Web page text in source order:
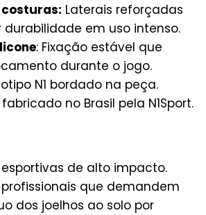
costuras: Laterais reforçadas
durabilidade em uso intenso.
: Fixação estável que
durante o jogo.
N1 bordado na peça.
fabricado no Brasil pela N1Sport.
de alto impacto.
que demandem
dos joelhos ao solo por